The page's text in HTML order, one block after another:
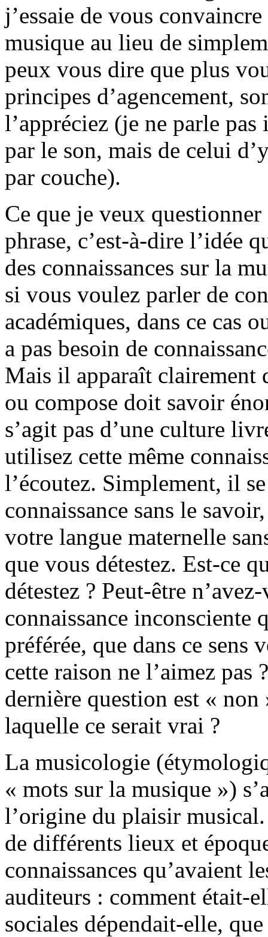
j’essaie de vous
musique au lieu de
peux vous dire que plus
principes d’agencement,
l’appréciez (je ne parle
par le son, mais de celui
par couche).
Ce que je veux
phrase, c’est-à-dire l’idée
des connaissances sur la
si vous voulez parler de
académiques, dans ce cas
a pas besoin de
Mais il apparaît clairement
ou compose doit savoir
s’agit pas d’une culture
utilisez cette même
l’écoutez. Simplement, il
connaissance sans le
votre langue maternelle
que vous détestez. Est-ce
détestez ? Peut-être
connaissance inconsciente
préférée, que dans ce sens
cette raison ne l’aimez pas
dernière question est «
laquelle ce serait vrai ?
La musicologie
« mots sur la musique »)
l’origine du plaisir
de différents lieux et
connaissances qu’avaient
auditeurs : comment était-
sociales dépendait-elle,